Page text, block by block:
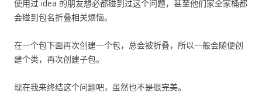
使用过 idea 的朋友想必都碰到过这个问题，甚至他们家全家桶都
会碰到包名折叠相关烦恼。
在一个包下面再次创建一个包，总会被折叠，所以一般会随便创
建个类，再次创建子包。
现在我来终结这个问题吧，虽然也不是很完美。